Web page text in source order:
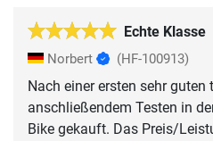
Echte Klasse
Norbert (HF-100913)
Nach einer ersten sehr guten
anschließendem Testen in
Bike gekauft. Das Preis/